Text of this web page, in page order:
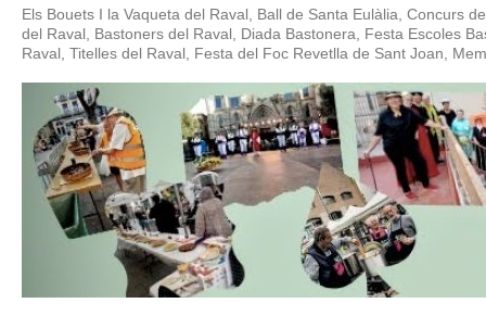
Els Bouets I la Vaqueta del Raval, Ball de Santa Eulàlia, Concurs
del Raval, Bastoners del Raval, Diada Bastonera, Festa Escoles
Raval, Titelles del Raval, Festa del Foc Revetlla de Sant Joan,